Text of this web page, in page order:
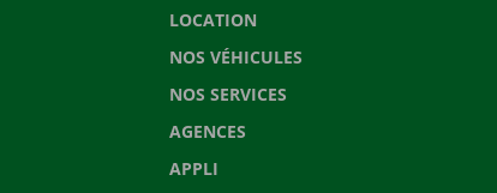
LOCATION
NOS VÉHICULES
NOS SERVICES
AGENCES
APPLI